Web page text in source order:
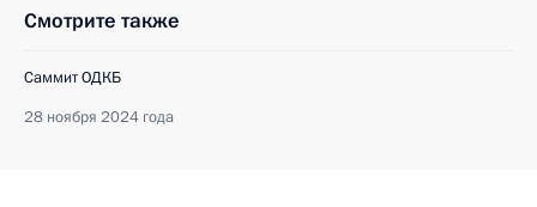
Смотрите также
Саммит ОДКБ
28 ноября 2024 года